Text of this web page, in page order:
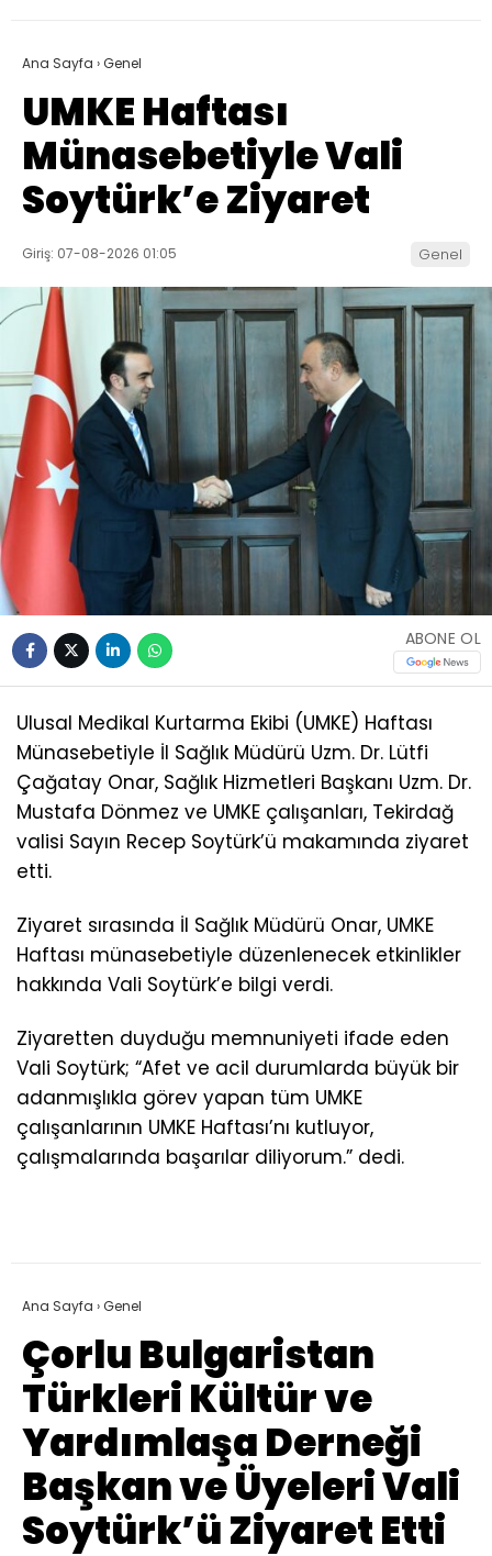
Ana Sayfa ›Genel
UMKE Haftası
Münasebetiyle Vali
Soytürk’e Ziyaret
Giriş: 07-08-2026 01:05 Genel
ABONE OL
Ulusal Medikal Kurtarma Ekibi (UMKE) Haftası
Münasebetiyle İl Sağlık Müdürü Uzm. Dr. Lütfi
Çağatay Onar, Sağlık Hizmetleri Başkanı Uzm. Dr.
Mustafa Dönmez ve UMKE çalışanları, Tekirdağ
valisi Sayın Recep Soytürk’ü makamında ziyaret
etti.
Ziyaret sırasında İl Sağlık Müdürü Onar, UMKE
Haftası münasebetiyle düzenlenecek etkinlikler
hakkında Vali Soytürk’e bilgi verdi.
Ziyaretten duyduğu memnuniyeti ifade eden
Vali Soytürk; “Afet ve acil durumlarda büyük bir
adanmışlıkla görev yapan tüm UMKE
çalışanlarının UMKE Haftası’nı kutluyor,
çalışmalarında başarılar diliyorum.” dedi.
Ana Sayfa ›Genel
Çorlu Bulgaristan
Türkleri Kültür ve
Yardımlaşa Derneği
Başkan ve Üyeleri Vali
Soytürk’ü Ziyaret Etti